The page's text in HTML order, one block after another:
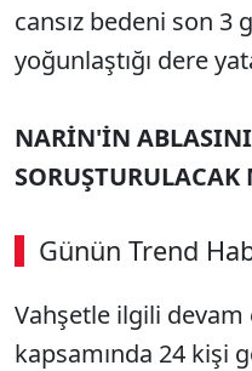
cansız bedeni son 3
yoğunlaştığı dere
NARİN'İN
SORUŞTURULACAK
Günün Trend
00:02 / 06:57
Vahşetle ilgili
kapsamında 24 kişi